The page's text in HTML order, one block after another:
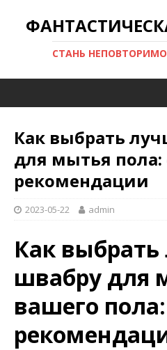
СТАНЬ
Как выбрать
для мытья пола:
рекомендации
2023-05-22 admin
Как
швабру для
вашего